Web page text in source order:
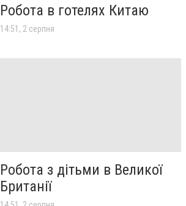
Робота в готелях Китаю
14:51, 2 серпня
Робота з дітьми в Великої
Британії